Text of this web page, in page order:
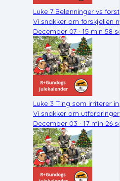
Luke 7 Belønninger vs
Vi snakker om forskjellen
December 07 · 15 min 58
Luke 3 Ting som irriterer
Vi snakker om
December 03 · 17 min 26